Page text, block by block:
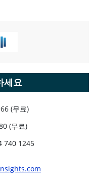
세요
(무료)
(무료)
740 1245